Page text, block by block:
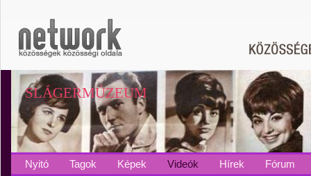
SLÁGERMÚZEUM
Nyitó Tagok Képek Videók Hírek Fórum